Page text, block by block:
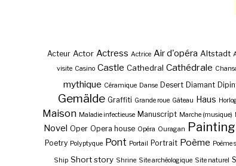
Acteur Actor Actress Actrice Air d'opéra Altstadt
visite Casino Castle Cathedral Cathédrale
mythique Céramique Danse Desert Diamant
Gemälde Graffiti Grande roue Gâteau Haus
Maison Maladie infectieuse Manuscript Marche (musique)
Novel Oper Opera house Opéra Ouragan Painting
Poetry Polyptyque Pont Portail Portrait Poème Poème
Ship Short story Shrine Site archéologique Site naturel